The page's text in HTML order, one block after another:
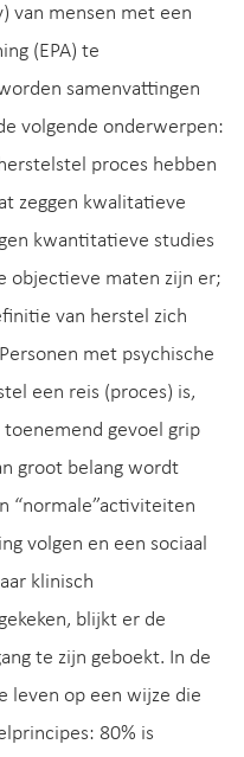
van mensen met een
(EPA) te
samenvattingen
volgende onderwerpen:
proces hebben
zeggen kwalitatieve
kwantitatieve studies
objectieve maten zijn er;
van herstel zich
met psychische
een reis (proces) is,
gevoel grip
groot belang wordt
“normale”activiteiten
volgen en een sociaal
klinisch
blijkt er de
te zijn geboekt. In de
leven op een wijze die
80% is